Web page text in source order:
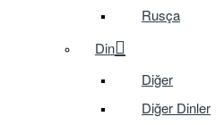
Rusça
Din
Diğer
Diğer Dinler